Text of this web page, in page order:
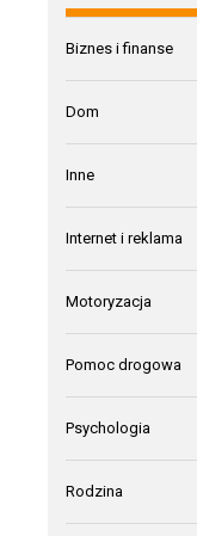
Biznes i finanse
Dom
Inne
Internet i reklama
Motoryzacja
Pomoc drogowa
Psychologia
Rodzina